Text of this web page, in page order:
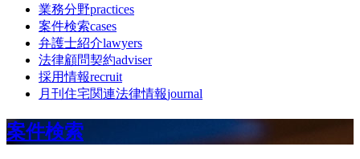
業務分野practices
案件検索cases
弁護士紹介lawyers
法律顧問契約adviser
採用情報recruit
月刊住宅関連法律情報journal
案件検索